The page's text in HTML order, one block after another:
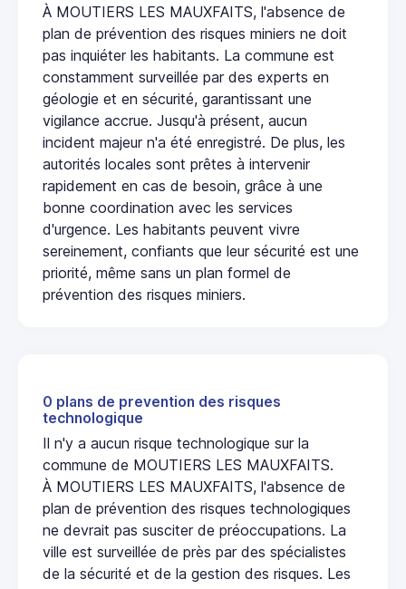
À MOUTIERS LES MAUXFAITS, l'absence de
plan de prévention des risques miniers ne doit
pas inquiéter les habitants. La commune est
constamment surveillée par des experts en
géologie et en sécurité, garantissant une
vigilance accrue. Jusqu'à présent, aucun
incident majeur n'a été enregistré. De plus, les
autorités locales sont prêtes à intervenir
rapidement en cas de besoin, grâce à une
bonne coordination avec les services
d'urgence. Les habitants peuvent vivre
sereinement, confiants que leur sécurité est une
priorité, même sans un plan formel de
prévention des risques miniers.
0 plans de prevention des risques
technologique
Il n'y a aucun risque technologique sur la
commune de MOUTIERS LES MAUXFAITS.
À MOUTIERS LES MAUXFAITS, l'absence de
plan de prévention des risques technologiques
ne devrait pas susciter de préoccupations. La
ville est surveillée de près par des spécialistes
de la sécurité et de la gestion des risques. Les